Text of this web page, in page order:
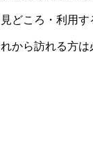
どころ・利用
から訪れる方は